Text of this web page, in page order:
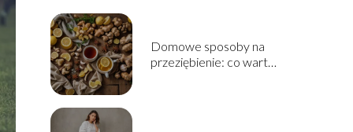
Domowe sposoby na
przeziębienie: co warto